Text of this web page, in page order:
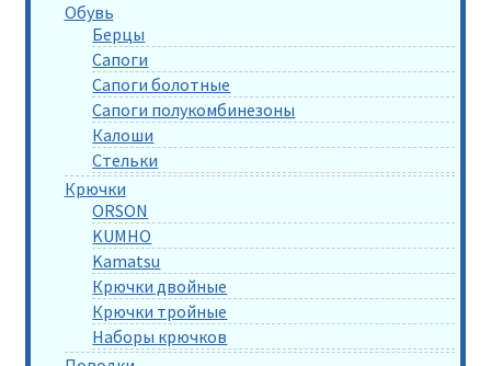
Обувь
Берцы
Сапоги
Сапоги болотные
Сапоги полукомбинезоны
Калоши
Стельки
Крючки
ORSON
KUMHO
Kamatsu
Крючки двойные
Крючки тройные
Наборы крючков